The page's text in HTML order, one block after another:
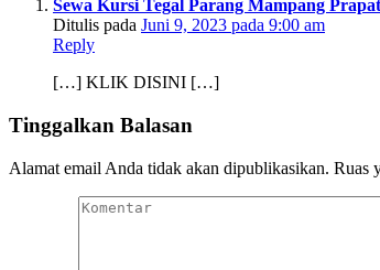
Sewa Kursi Tegal Parang Mampang
Ditulis pada Juni 9, 2023 pada 9:00 am
Reply
[…] KLIK DISINI […]
Tinggalkan Balasan
Alamat email Anda tidak akan dipublikasikan. Ruas